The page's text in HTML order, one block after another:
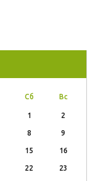
Сб Вс
1 2
8 9
15 16
22 23